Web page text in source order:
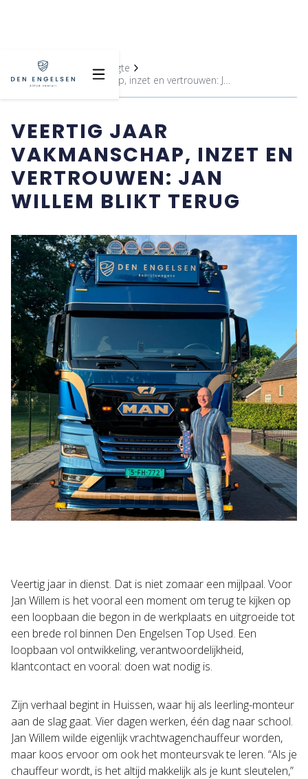
Home
Blijf op de hoogte
Veertig jaar vakmanschap, inzet en vertrouwen: Jan Willem blikt terug
VEERTIG JAAR
VAKMANSCHAP, INZET EN
VERTROUWEN: JAN
WILLEM BLIKT TERUG
Veertig jaar in dienst. Dat is niet zomaar een mijlpaal. Voor
Jan Willem is het vooral een moment om terug te kijken op
een loopbaan die begon in de werkplaats en uitgroeide tot
een brede rol binnen Den Engelsen Top Used. Een
loopbaan vol ontwikkeling, verantwoordelijkheid,
klantcontact en vooral: doen wat nodig is.
Zijn verhaal begint in Huissen, waar hij als leerling-monteur
aan de slag gaat. Vier dagen werken, één dag naar school.
Jan Willem wilde eigenlijk vrachtwagenchauffeur worden,
maar koos ervoor om ook het monteursvak te leren. “Als je
chauffeur wordt, is het altijd makkelijk als je kunt sleutelen,”